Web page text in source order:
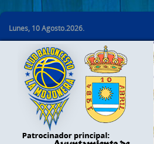
Lunes, 10 Agosto.2026.